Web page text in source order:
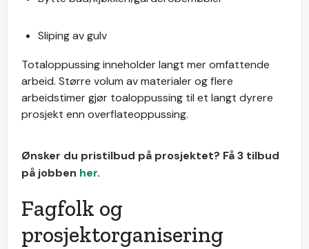
Sliping av gulv
Totaloppussing inneholder langt mer omfattende
arbeid. Større volum av materialer og flere
arbeidstimer gjør toaloppussing til et langt dyrere
prosjekt enn overflateoppussing.
Ønsker du pristilbud på prosjektet? Få 3 tilbud
på jobben her.
Fagfolk og
prosjektorganisering